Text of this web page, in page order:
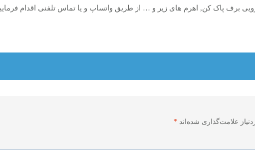
برف پاک کن, اهرم های زیر و … از طریق واتساپ و یا تماس تلفنی اقدام
علامت‌گذاری شده‌اند *